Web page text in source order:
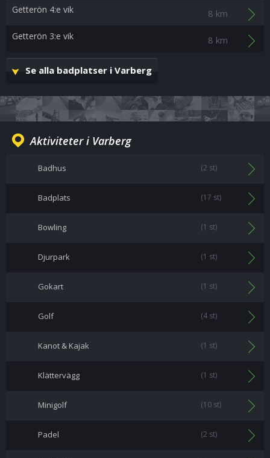
Getterön 4:e vik 8 km
Getterön 3:e vik 8 km
Se alla badplatser i Varberg
Aktiviteter i Varberg
Badhus (2 st)
Badplats (17 st)
Bowling (1 st)
Djurpark (1 st)
Gokart (1 st)
Golf (4 st)
Kanot & Kajak (1 st)
Klättervägg (1 st)
Minigolf (10 st)
Padel (2 st)